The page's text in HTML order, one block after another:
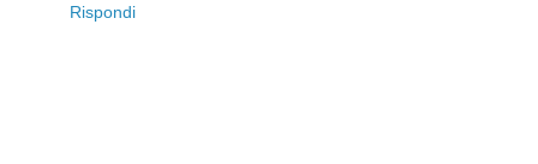
Rispondi